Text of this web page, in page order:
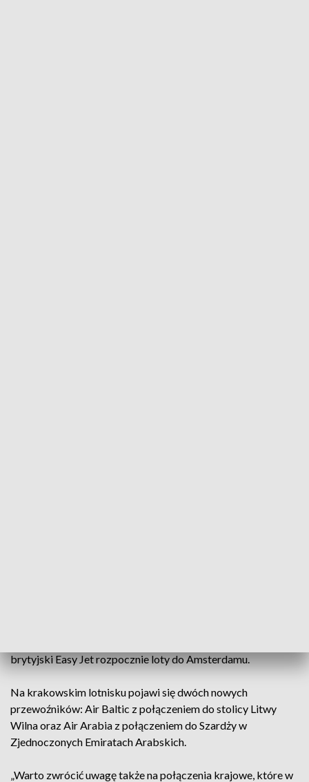
brytyjski Easy Jet rozpocznie loty do Amsterdamu.
Na krakowskim lotnisku pojawi się dwóch nowych
przewoźników: Air Baltic z połączeniem do stolicy Litwy
Wilna oraz Air Arabia z połączeniem do Szardży w
Zjednoczonych Emiratach Arabskich.
„Warto zwrócić uwagę także na połączenia krajowe, które w